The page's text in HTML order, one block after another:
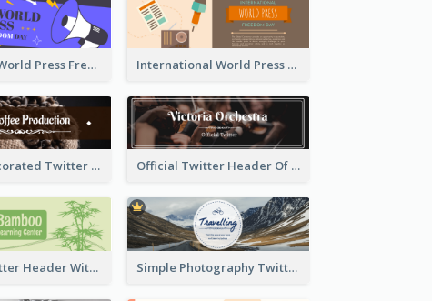
Awesome World Press Freedom Day Twitter Header International World Press Freedom Day Twitter Header
Simple Decorated Twitter Header About Coffee Official Twitter Header Of Orchestra
Green Twitter Header With Bamboo Decoration Simple Photography Twitter Header Promoting Travelling